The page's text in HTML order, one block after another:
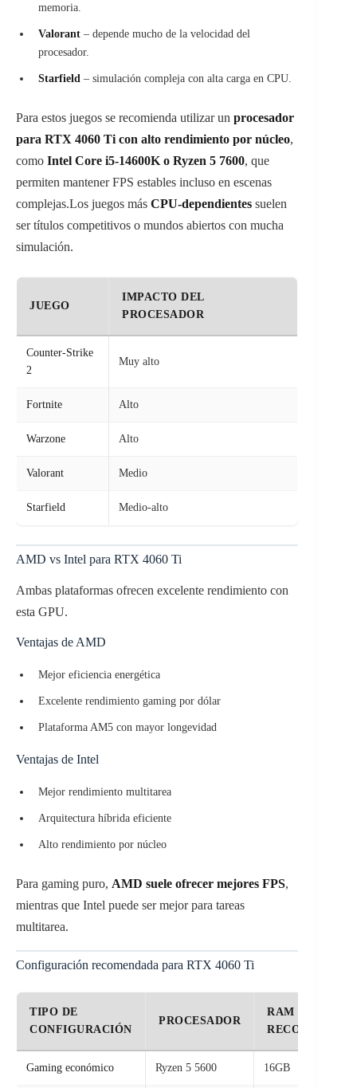
memoria.
Valorant – depende mucho de la velocidad del
procesador.
Starfield – simulación compleja con alta carga en CPU.
Para estos juegos se recomienda utilizar un procesador
para RTX 4060 Ti con alto rendimiento por núcleo,
como Intel Core i5-14600K o Ryzen 5 7600, que
permiten mantener FPS estables incluso en escenas
complejas.Los juegos más CPU-dependientes suelen
ser títulos competitivos o mundos abiertos con mucha
simulación.
JUEGO
IMPACTO DEL
PROCESADOR
Counter-Strike
2
Muy alto
Fortnite Alto
Warzone Alto
Valorant Medio
Starfield Medio-alto
AMD vs Intel para RTX 4060 Ti
Ambas plataformas ofrecen excelente rendimiento con
esta GPU.
Ventajas de AMD
Mejor eficiencia energética
Excelente rendimiento gaming por dólar
Plataforma AM5 con mayor longevidad
Ventajas de Intel
Mejor rendimiento multitarea
Arquitectura híbrida eficiente
Alto rendimiento por núcleo
Para gaming puro, AMD suele ofrecer mejores FPS,
mientras que Intel puede ser mejor para tareas
multitarea.
Configuración recomendada para RTX 4060 Ti
TIPO DE
CONFIGURACIÓN
PROCESADOR
RAM
Gaming económico Ryzen 5 5600 16GB